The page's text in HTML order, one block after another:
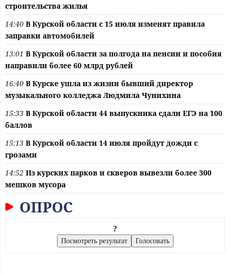
строительства жилья
14:40 В Курской области с 15 июля изменят правила
заправки автомобилей
13:01 В Курской области за полгода на пенсии и пособия
направили более 60 млрд рублей
16:40 В Курске ушла из жизни бывший директор
музыкального колледжа Людмила Чунихина
15:33 В Курской области 44 выпускника сдали ЕГЭ на 100
баллов
15:13 В Курской области 14 июля пройдут дожди с
грозами
14:52 Из курских парков и скверов вывезли более 300
мешков мусора
ОПРОС
?